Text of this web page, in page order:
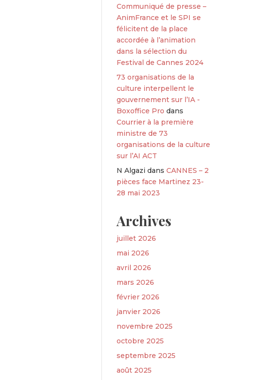
Communiqué de presse –
AnimFrance et le SPI se
félicitent de la place
accordée à l’animation
dans la sélection du
Festival de Cannes 2024
73 organisations de la
culture interpellent le
gouvernement sur l’IA -
Boxoffice Pro dans
Courrier à la première
ministre de 73
organisations de la culture
sur l’AI ACT
N Algazi dansCANNES – 2
pièces face Martinez 23-
28 mai 2023
Archives
juillet 2026
mai 2026
avril 2026
mars 2026
février 2026
janvier 2026
novembre 2025
octobre 2025
septembre 2025
août 2025